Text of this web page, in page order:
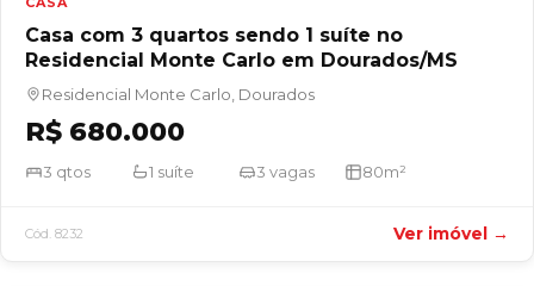
Casa com 3 quartos sendo 1 suíte no
Residencial Monte Carlo em Dourados/MS
Residencial Monte Carlo, Dourados
R$ 680.000
3 qtos 1 suíte 3 vagas 80m²
Cód. 8232 Ver imóvel →